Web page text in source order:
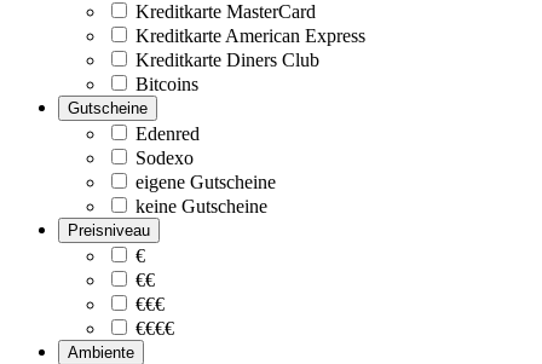
Kreditkarte MasterCard
Kreditkarte American Express
Kreditkarte Diners Club
Bitcoins
Gutscheine
Edenred
Sodexo
eigene Gutscheine
keine Gutscheine
Preisniveau
€
€€
€€€
€€€€
Ambiente